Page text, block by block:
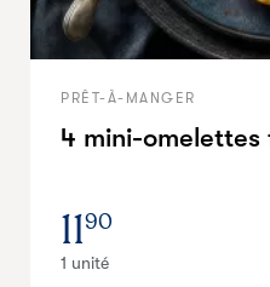
PRÊT-À-MANGER
4 mini-omelettes
1190
1 unité